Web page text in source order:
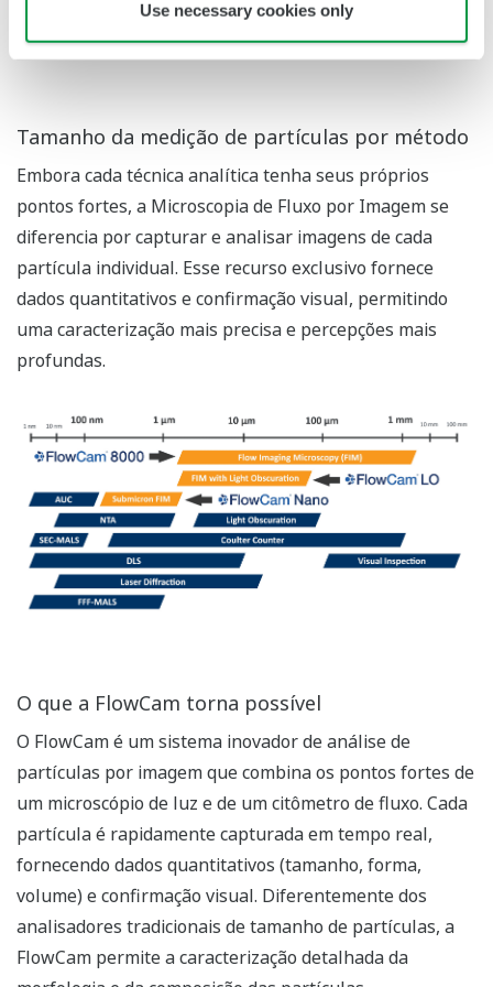
Use necessary cookies only
Tamanho da medição de partículas por método
Embora cada técnica analítica tenha seus próprios
pontos fortes, a Microscopia de Fluxo por Imagem se
diferencia por capturar e analisar imagens de cada
partícula individual. Esse recurso exclusivo fornece
dados quantitativos e confirmação visual, permitindo
uma caracterização mais precisa e percepções mais
profundas.
O que a FlowCam torna possível
O FlowCam é um sistema inovador de análise de
partículas por imagem que combina os pontos fortes de
um microscópio de luz e de um citômetro de fluxo. Cada
partícula é rapidamente capturada em tempo real,
fornecendo dados quantitativos (tamanho, forma,
volume) e confirmação visual. Diferentemente dos
analisadores tradicionais de tamanho de partículas, a
FlowCam permite a caracterização detalhada da